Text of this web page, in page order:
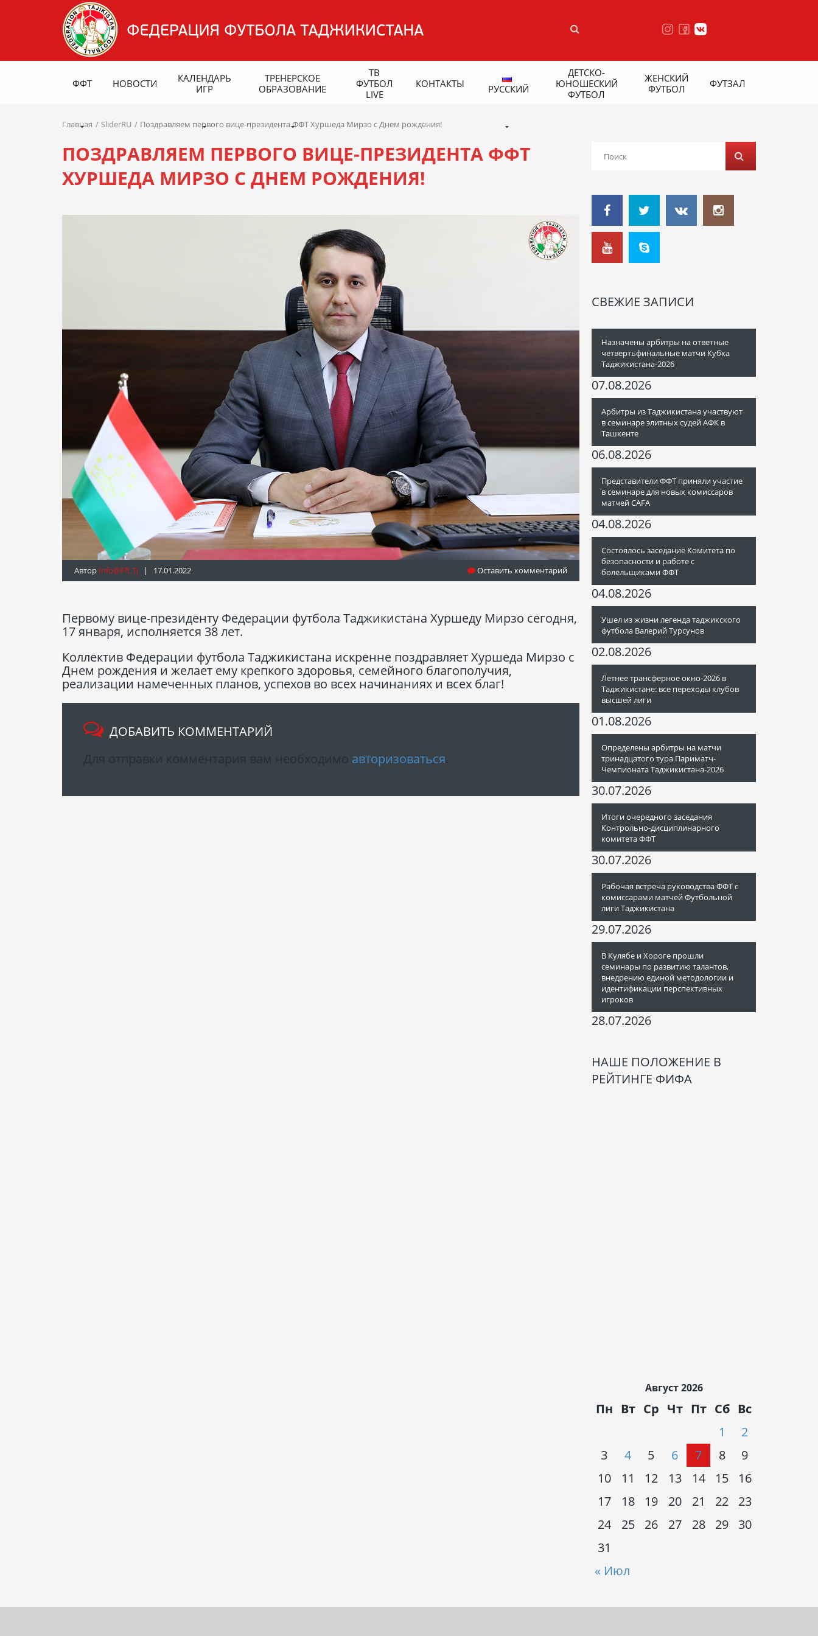
ФФТ НОВОСТИ
КАЛЕНДАРЬ
ИГР
ТРЕНЕРСКОЕ
ОБРАЗОВАНИЕ
ТВ
ФУТБОЛ
LIVE
КОНТАКТЫ РУССКИЙ
ДЕТСКО-
ЮНОШЕСКИЙ
ФУТБОЛ
ЖЕНСКИЙ
ФУТБОЛ
ФУТЗАЛ
Главная SliderRU Поздравляем первого вице-президента ФФТ Хуршеда Мирзо с Днем рождения!
ПОЗДРАВЛЯЕМ ПЕРВОГО ВИЦЕ-ПРЕЗИДЕНТА ФФТ
ХУРШЕДА МИРЗО С ДНЕМ РОЖДЕНИЯ!
Автор Info@fft.tj | 17.01.2022 Оставить комментарий
Первому вице-президенту Федерации футбола Таджикистана Хуршеду Мирзо сегодня,
17 января, исполняется 38 лет.
Коллектив Федерации футбола Таджикистана искренне поздравляет Хуршеда Мирзо с
Днем рождения и желает ему крепкого здоровья, семейного благополучия,
реализации намеченных планов, успехов во всех начинаниях и всех благ!
ДОБАВИТЬ КОММЕНТАРИЙ
авторизоваться
СВЕЖИЕ ЗАПИСИ
Назначены арбитры на ответные
четвертьфинальные матчи Кубка
Таджикистана-2026
07.08.2026
Арбитры из Таджикистана участвуют
в семинаре элитных судей АФК в
Ташкенте
06.08.2026
Представители ФФТ приняли участие
в семинаре для новых комиссаров
матчей CAFA
04.08.2026
Состоялось заседание Комитета по
безопасности и работе с
болельщиками ФФТ
04.08.2026
Ушел из жизни легенда таджикского
футбола Валерий Турсунов
02.08.2026
Летнее трансферное окно-2026 в
Таджикистане: все переходы клубов
высшей лиги
01.08.2026
Определены арбитры на матчи
тринадцатого тура Париматч-
Чемпионата Таджикистана-2026
30.07.2026
Итоги очередного заседания
Контрольно-дисциплинарного
комитета ФФТ
30.07.2026
Рабочая встреча руководства ФФТ с
комиссарами матчей Футбольной
лиги Таджикистана
29.07.2026
В Кулябе и Хороге прошли
семинары по развитию талантов,
внедрению единой методологии и
идентификации перспективных
игроков
28.07.2026
НАШЕ ПОЛОЖЕНИЕ В
РЕЙТИНГЕ ФИФА
Август 2026
Пн Вт Ср Чт Пт Сб Вс
« Июл
1
2
3
4 5 6 7 8
9
10
11 12 13 14 15
16
17
18 19 20 21 22
23
24
25 26 27 28 29
30
31